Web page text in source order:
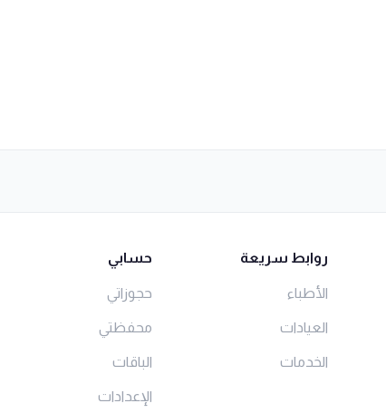
روابط سريعة
الأطباء
العيادات
الخدمات
حسابي
حجوزاتي
محفظتي
الباقات
الإعدادات